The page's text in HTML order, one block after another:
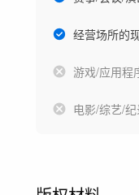
经营场所的
游戏/应用程
电影/综艺/